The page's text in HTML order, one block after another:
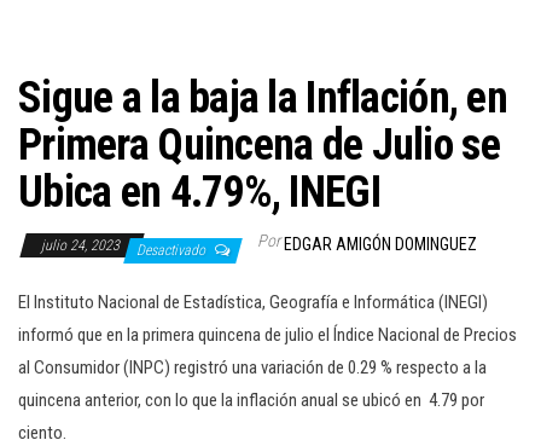
Sigue a la baja la Inflación, en
Primera Quincena de Julio se
Ubica en 4.79%, INEGI
julio 24, 2023 Desactivado Por EDGAR AMIGÓN DOMINGUEZ
El Instituto Nacional de Estadística, Geografía e Informática (INEGI)
informó que en la primera quincena de julio el Índice Nacional de Precios
al Consumidor (INPC) registró una variación de 0.29 % respecto a la
quincena anterior, con lo que la inflación anual se ubicó en 4.79 por
ciento.